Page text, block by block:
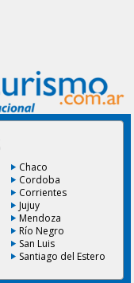
Chaco
Cordoba
Corrientes
Jujuy
Mendoza
Río Negro
San Luis
Santiago del Estero